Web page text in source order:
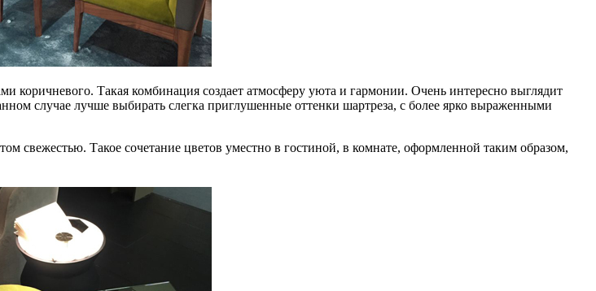
коричневого. Такая комбинация создает атмосферу уюта и гармонии. Очень интересно выглядит
случае лучше выбирать слегка приглушенные оттенки шартреза, с более ярко выраженными
свежестью. Такое сочетание цветов уместно в гостиной, в комнате, оформленной таким образом,